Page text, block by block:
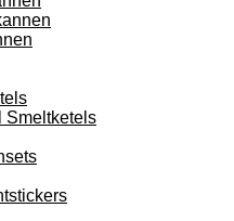
Smeltketels